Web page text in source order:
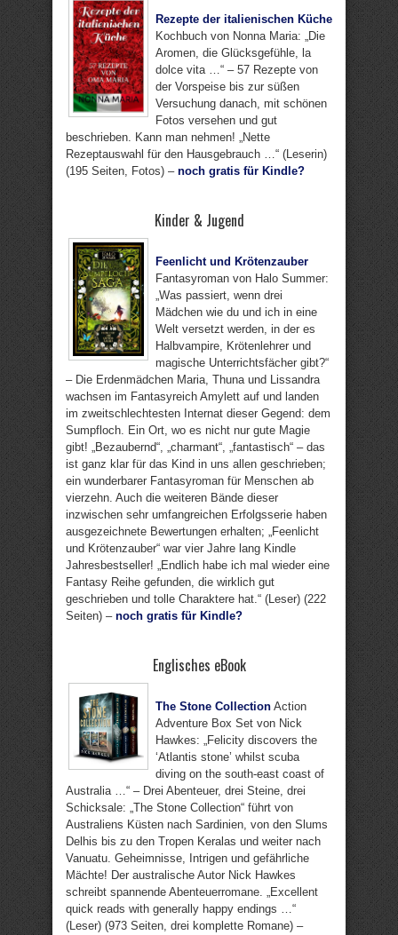
Rezepte der italienischen Küche
Kochbuch von Nonna Maria: „Die
Aromen, die Glücksgefühle, la
dolce vita …“ – 57 Rezepte von
der Vorspeise bis zur süßen
Versuchung danach, mit schönen
Fotos versehen und gut
beschrieben. Kann man nehmen! „Nette
Rezeptauswahl für den Hausgebrauch …“ (Leserin)
(195 Seiten, Fotos) – noch gratis für Kindle?
Kinder & Jugend
Feenlicht und Krötenzauber
Fantasyroman von Halo Summer:
„Was passiert, wenn drei
Mädchen wie du und ich in eine
Welt versetzt werden, in der es
Halbvampire, Krötenlehrer und
magische Unterrichtsfächer gibt?“
– Die Erdenmädchen Maria, Thuna und Lissandra
wachsen im Fantasyreich Amylett auf und landen
im zweitschlechtesten Internat dieser Gegend: dem
Sumpfloch. Ein Ort, wo es nicht nur gute Magie
gibt! „Bezaubernd“, „charmant“, „fantastisch“ – das
ist ganz klar für das Kind in uns allen geschrieben;
ein wunderbarer Fantasyroman für Menschen ab
vierzehn. Auch die weiteren Bände dieser
inzwischen sehr umfangreichen Erfolgsserie haben
ausgezeichnete Bewertungen erhalten; „Feenlicht
und Krötenzauber“ war vier Jahre lang Kindle
Jahresbestseller! „Endlich habe ich mal wieder eine
Fantasy Reihe gefunden, die wirklich gut
geschrieben und tolle Charaktere hat.“ (Leser) (222
Seiten) – noch gratis für Kindle?
Englisches eBook
The Stone Collection Action
Adventure Box Set von Nick
Hawkes: „Felicity discovers the
‘Atlantis stone’ whilst scuba
diving on the south-east coast of
Australia …“ – Drei Abenteuer, drei Steine, drei
Schicksale: „The Stone Collection“ führt von
Australiens Küsten nach Sardinien, von den Slums
Delhis bis zu den Tropen Keralas und weiter nach
Vanuatu. Geheimnisse, Intrigen und gefährliche
Mächte! Der australische Autor Nick Hawkes
schreibt spannende Abenteuerromane. „Excellent
quick reads with generally happy endings …“
(Leser) (973 Seiten, drei komplette Romane) –